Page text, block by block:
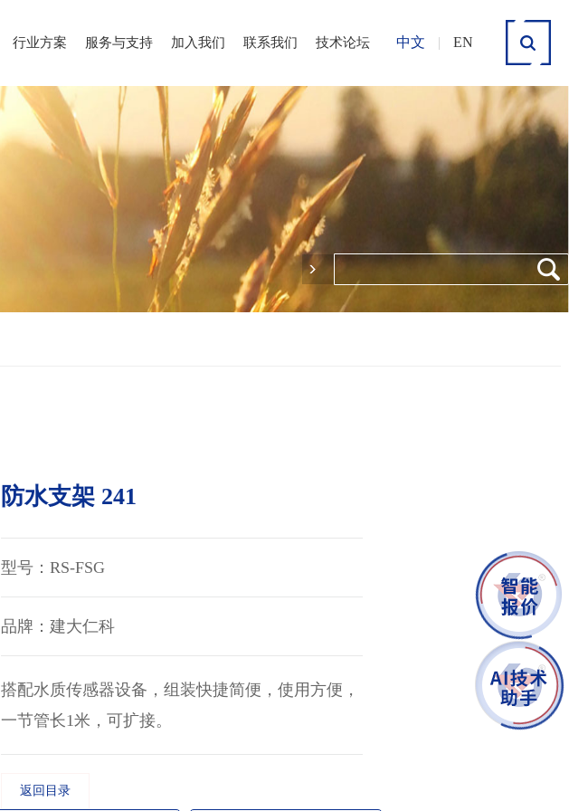
中文 | EN
行业方案 服务与支持 加入我们 联系我们 技术论坛
防水支架 241
型号：RS-FSG
品牌：建大仁科
搭配水质传感器设备，组装快捷简便，使用方便，
一节管长1米，可扩接。
返回目录